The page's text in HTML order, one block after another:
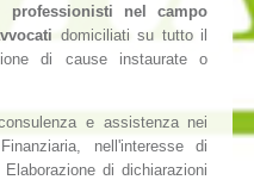
professionisti nel campo
domiciliati su tutto il
di cause instaurate o
e assistenza nei
nell'interesse di
di dichiarazioni